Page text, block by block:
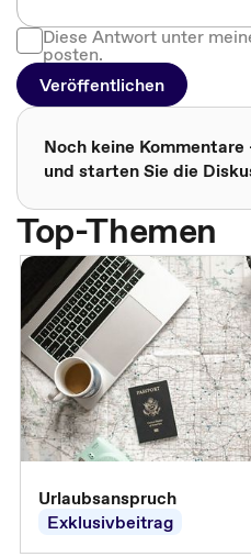
Diese Antwort unter
posten.
Veröffentlichen
Noch keine
und starten Sie die
Top-Themen
Urlaubsanspruch
Exklusivbeitrag